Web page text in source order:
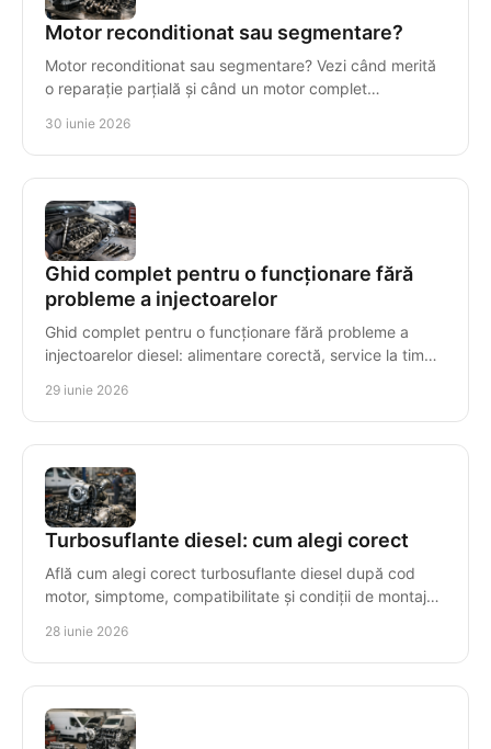
Motor reconditionat sau segmentare?
Motor reconditionat sau segmentare? Vezi când merită
o reparație parțială și când un motor complet
30 iunie 2026
Ghid complet pentru o funcționare fără
probleme a injectoarelor
Ghid complet pentru o funcționare fără probleme a
injectoarelor diesel: alimentare corectă, service la timp
29 iunie 2026
Turbosuflante diesel: cum alegi corect
Află cum alegi corect turbosuflante diesel după cod
motor, simptome, compatibilitate și condiții de montaj
28 iunie 2026